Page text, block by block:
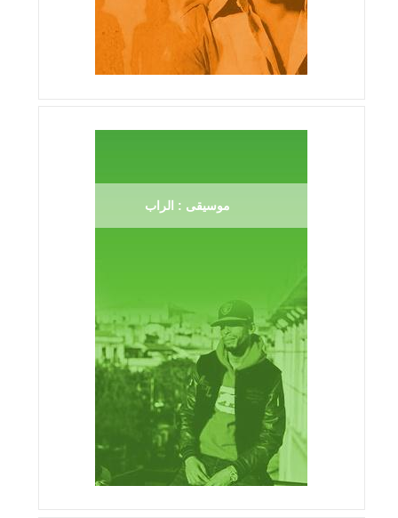
موسيقى : الراب